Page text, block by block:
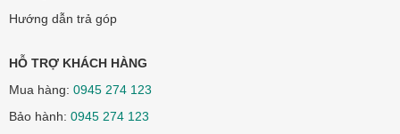
Hướng dẫn trả góp
HỖ TRỢ KHÁCH HÀNG
Mua hàng: 0945 274 123
Bảo hành: 0945 274 123